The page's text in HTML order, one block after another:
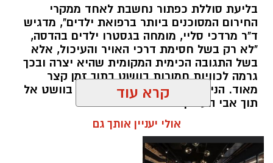
החשודים כסמים מסוכנים, כסף מזומן ואמצעים
נוספים.
בפעילות בלשי תחנת לב הבירה שביצעו חיפוש
ע"פ צו בימ"ש, אותרו שני כלי רכב שעוררו את
חשדם של השוטרים. לאחר מעקב סמוי נעצרו שני
חשודים (27,31) תושבי העיר ירושלים. ובחיפוש בכלי
הרכב נתפסו כ-5.5 ק"ג של חומרים החשודים
כסמים מסוכנים, 15,140 ש"ח במזומן, שבעה
בליעת סוללת כפתור נחשבת לאחד ממקרי
החירום המסוכנים ביותר ברפואת ילדים", מדגיש
ד"ר מרדכי סליי, מומחה בגסטרו ילדים בהדסה,
"לא רק בשל חסימת דרכי האויר והעיכול, אלא
בשל התגובה הכימית המקומית שהיא יצרה ובכך
גרמה לכוויות חמורות בוושט בתוך זמן קצר
מאוד. הניתוח הציל אותו מקרע חמור בוושט אל
תוך אבי העורקים״
קרא עוד
אולי יעניין אותך גם